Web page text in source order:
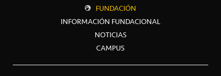
FUNDACIÓN
INFORMACIÓN FUNDACIONAL
NOTICIAS
CAMPUS